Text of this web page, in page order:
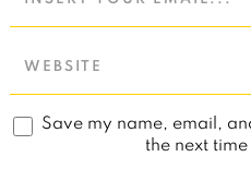
Save my name, email,
the next